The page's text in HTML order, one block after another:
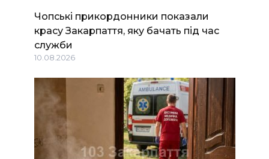
Чопські прикордонники показали
красу Закарпаття, яку бачать під час
служби
10.08.2026